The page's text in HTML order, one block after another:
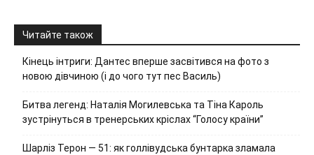
Читайте також
Кінець інтриги: Дантес вперше засвітився на фото з
новою дівчиною (і до чого тут пес Василь)
Битва легенд: Наталія Могилевська та Тіна Кароль
зустрінуться в тренерських кріслах “Голосу країни”
Шарліз Терон — 51: як голлівудська бунтарка зламала